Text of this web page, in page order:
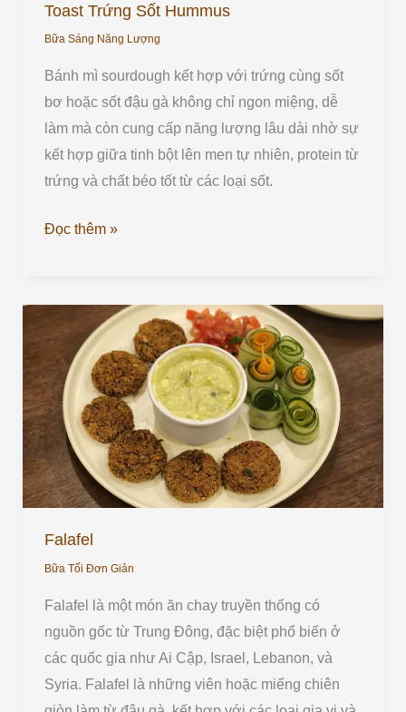
Toast Trứng Sốt Hummus
Bữa Sáng Năng Lượng
Bánh mì sourdough kết hợp với trứng cùng sốt
bơ hoặc sốt đậu gà không chỉ ngon miệng, dễ
làm mà còn cung cấp năng lượng lâu dài nhờ sự
kết hợp giữa tinh bột lên men tự nhiên, protein từ
trứng và chất béo tốt từ các loại sốt.
Đọc thêm »
Falafel
Bữa Tối Đơn Giản
Falafel là một món ăn chay truyền thống có
nguồn gốc từ Trung Đông, đặc biệt phổ biến ở
các quốc gia như Ai Cập, Israel, Lebanon, và
Syria. Falafel là những viên hoặc miếng chiên